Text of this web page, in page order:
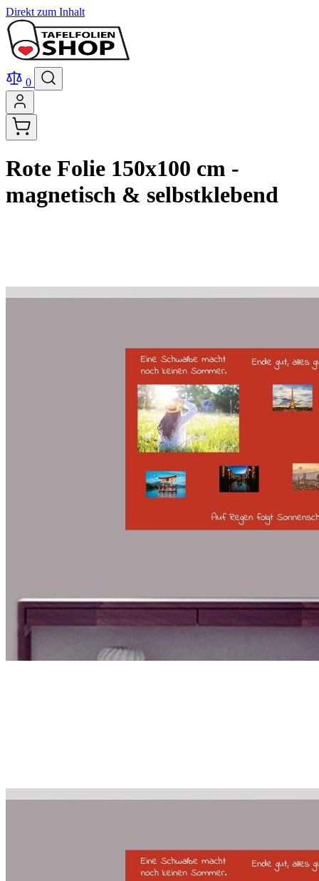
Direkt zum Inhalt
0
Rote Folie 150x100 cm -
magnetisch & selbstklebend